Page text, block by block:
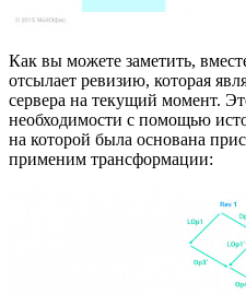
Как вы можете заметить,
отсылает ревизию, которая
сервера на текущий момент.
необходимости с помощью
на которой была основана
применим трансформации: